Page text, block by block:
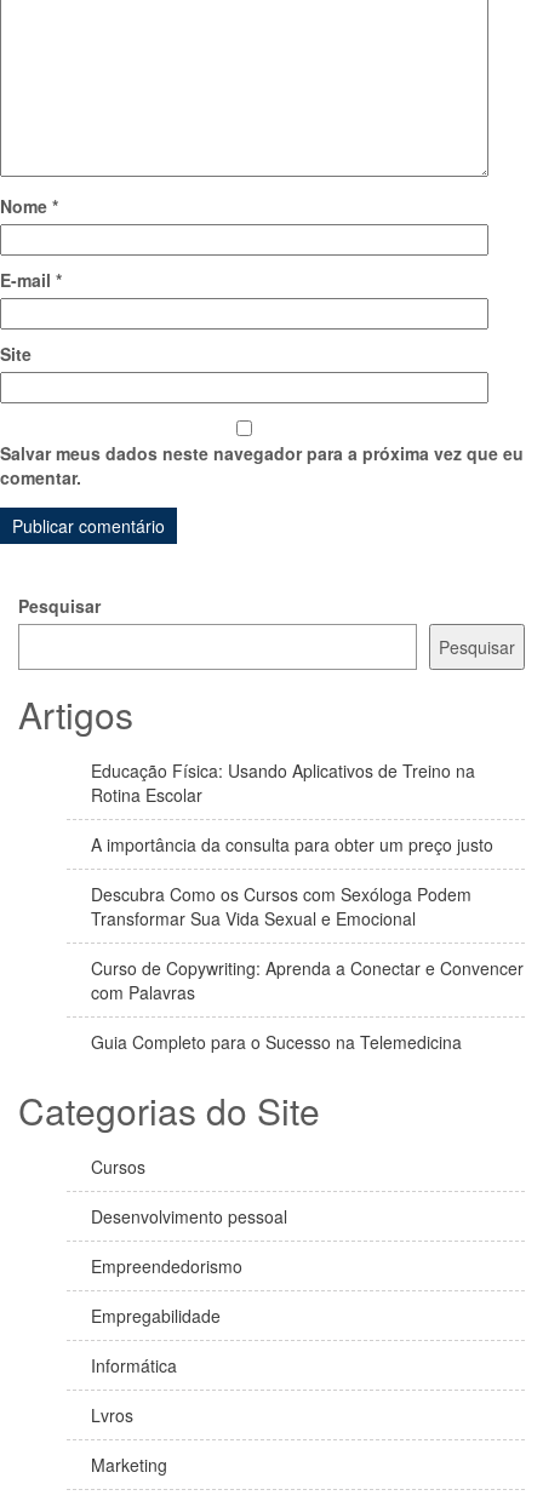
Nome *
E-mail *
Site
Salvar meus dados neste navegador para a próxima vez que eu
comentar.
Pesquisar
Pesquisar
Artigos
Educação Física: Usando Aplicativos de Treino na
Rotina Escolar
A importância da consulta para obter um preço justo
Descubra Como os Cursos com Sexóloga Podem
Transformar Sua Vida Sexual e Emocional
Curso de Copywriting: Aprenda a Conectar e Convencer
com Palavras
Guia Completo para o Sucesso na Telemedicina
Categorias do Site
Cursos
Desenvolvimento pessoal
Empreendedorismo
Empregabilidade
Informática
Lvros
Marketing